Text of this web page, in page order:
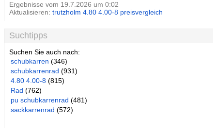
Ergebnisse vom 19.7.2026 um 0:02
Aktualisieren: trutzholm 4.80 4.00-8 preisvergleich
Suchtipps
Suchen Sie auch nach:
schubkarren (346)
schubkarrenrad (931)
4.80 4.00-8 (815)
Rad (762)
pu schubkarrenrad (481)
sackkarrenrad (572)